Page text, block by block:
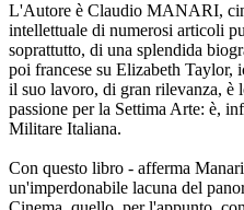
L'Autore è Claudio MANARI,
intellettuale di numerosi articoli
soprattutto, di una splendida
poi francese su Elizabeth Taylor,
il suo lavoro, di gran rilevanza, è
passione per la Settima Arte: è,
Militare Italiana.
Con questo libro - afferma
un'imperdonabile lacuna del